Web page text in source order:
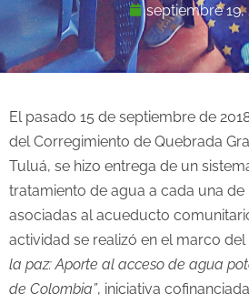
septiembre 19,
El pasado 15 de septiembre de
del Corregimiento de Quebrada
Tuluá, se hizo entrega de un
tratamiento de agua a cada una de
asociadas al acueducto
actividad se realizó en el marco
la paz: Aporte al acceso de agua
de Colombia”, iniciativa